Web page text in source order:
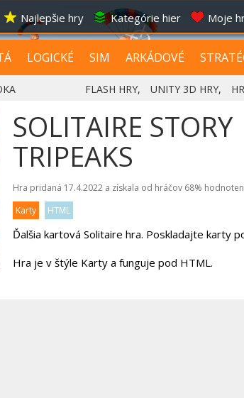
Najlepšie hry Kategórie hier Moje
LOGICKÉ SIM ARKÁDOVÉ
FLASH HRY, UNITY 3D HRY,
SOLITAIRE STORY
TRIPEAKS
Hra pridaná 17.4.2022 a získala od hráčov 68%
Karty
HTML
Ďalšia kartová Solitaire hra. Poskladajte karty
Hra je v štýle Karty a funguje pod HTML.